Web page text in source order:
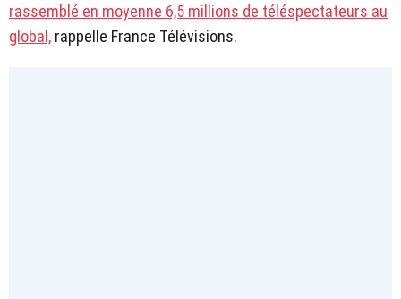
rassemblé en moyenne 6,5 millions de téléspectateurs au
global, rappelle France Télévisions.